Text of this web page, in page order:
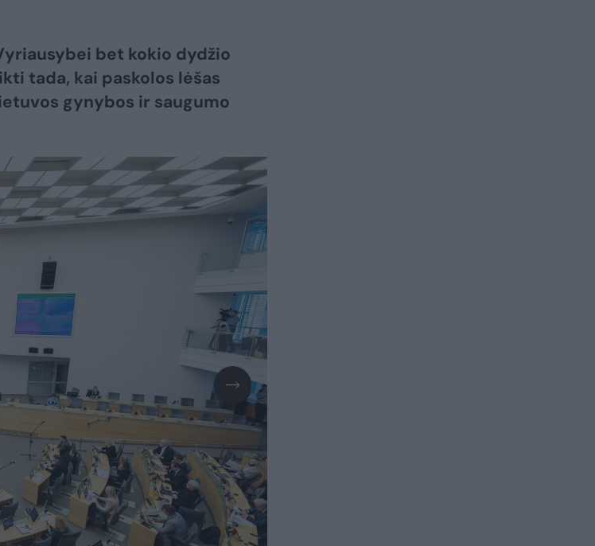
bet kokio dydžio
tada, kai paskolos lėšas
gynybos ir saugumo